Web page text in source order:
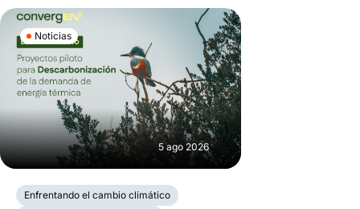
Noticias
5 ago 2026
Enfrentando el cambio climático